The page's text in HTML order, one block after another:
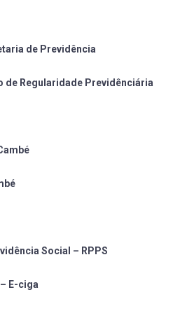
de Previdência
de Regularidade Previdênciária
Social – RPPS
E-ciga